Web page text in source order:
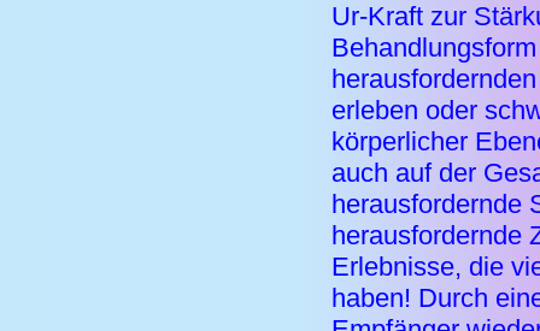
Ur-Kraft zur
erleben oder
körperlicher
auch auf der
herausfordernde
herausfordernde
Erlebnisse, die
haben! Durch